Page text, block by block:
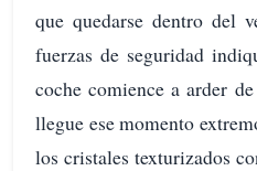
que quedarse dentro del
fuerzas de seguridad
coche comience a arder
llegue ese momento
los cristales texturizados